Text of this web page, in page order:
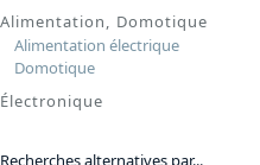
Alimentation, Domotique
Alimentation électrique
Domotique
Électronique
Recherches alternatives par...